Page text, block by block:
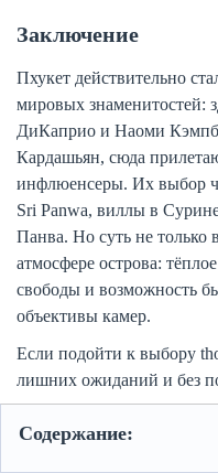
Содержание:
Заключение
Пхукет действительно
мировых знаменитостей:
ДиКаприо и Наоми
Кардашьян, сюда
инфлюенсеры. Их выбор
Sri Panwa, виллы в
Панва. Но суть не только
атмосфере острова:
свободы и возможность
объективы камер.
Если подойти к выбору
лишних ожиданий и без
можно организовать
вполне сравним с